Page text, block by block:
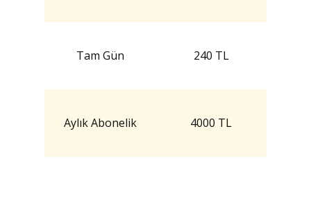
Tam Gün 240 TL
Aylık Abonelik 4000 TL